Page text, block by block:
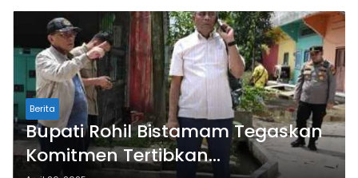
Berita
Bupati Rohil Bistamam Tegaskan
Komitmen Tertibkan